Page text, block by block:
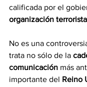
calificada por el
organización terrorista
No es una
trata no sólo de la
comunicación más
importante del Reino